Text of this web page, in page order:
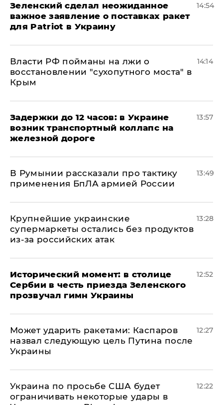
Зеленский сделал неожиданное
важное заявление о поставках ракет
для Patriot в Украину
14:54
Власти РФ пойманы на лжи о
восстановлении "сухопутного моста" в
Крым
14:14
Задержки до 12 часов: в Украине
возник транспортный коллапс на
железной дороге
13:57
В Румынии рассказали про тактику
применения БпЛА армией России
13:49
Крупнейшие украинские
супермаркеты остались без продуктов
из-за российских атак
13:28
Исторический момент: в столице
Сербии в честь приезда Зеленского
прозвучал гимн Украины
12:52
Может ударить ракетами: Каспаров
назвал следующую цель Путина после
Украины
12:27
Украина по просьбе США будет
ограничивать некоторые удары в
12:22